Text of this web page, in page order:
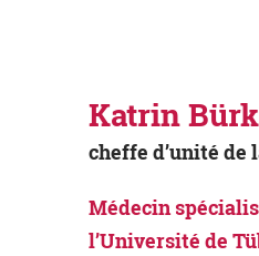
Katrin Bürk
cheffe d’unité
Médecin
l’Université de